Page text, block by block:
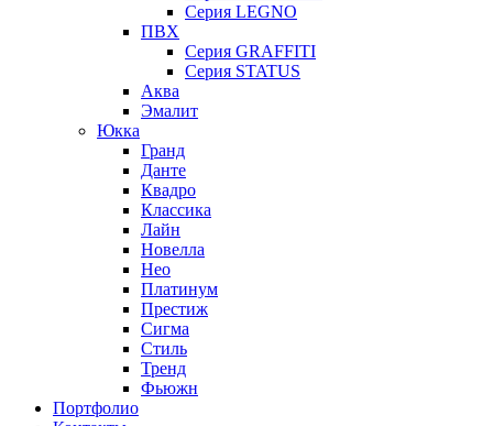
Серия LEGNO
ПВХ
Серия GRAFFITI
Серия STATUS
Аква
Эмалит
Юкка
Гранд
Данте
Квадро
Классика
Лайн
Новелла
Нео
Платинум
Престиж
Сигма
Стиль
Тренд
Фьюжн
Портфолио